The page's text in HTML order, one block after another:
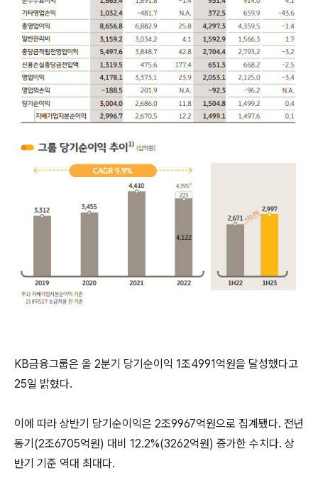
KB금융그룹은 올 2분기 당기순이익 1조4991억원을 달성했다고
25일 밝혔다.
이에 따라 상반기 당기순이익은 2조9967억원으로 집계됐다. 전년
동기(2조6705억원) 대비 12.2%(3262억원) 증가한 수치다. 상
반기 기준 역대 최대다.